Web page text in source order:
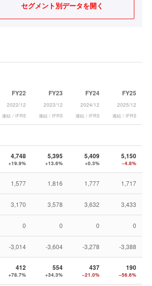
セグメント別データを開く
FY22
2022/12
連結 / IFRS
FY23
2023/12
連結 / IFRS
FY24
2024/12
連結 / IFRS
FY25
2025/12
連結 / IFRS
4,748
+19.9%
5,395
+13.6%
5,409
+0.3%
5,150
−4.8%
1,577 1,816 1,777 1,717
3,170 3,578 3,632 3,433
0 0 0 0
-3,014 -3,604 -3,278 -3,388
412
+78.7%
554
+34.3%
437
−21.0%
190
−56.6%